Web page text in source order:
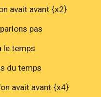
avait avant {x2}
pas
le temps
du temps
avait avant {x4}